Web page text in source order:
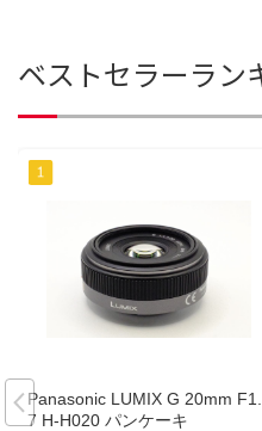
ベストセラーラン
Panasonic LUMIX G 20mm F1.
7 H-H020 パンケーキ